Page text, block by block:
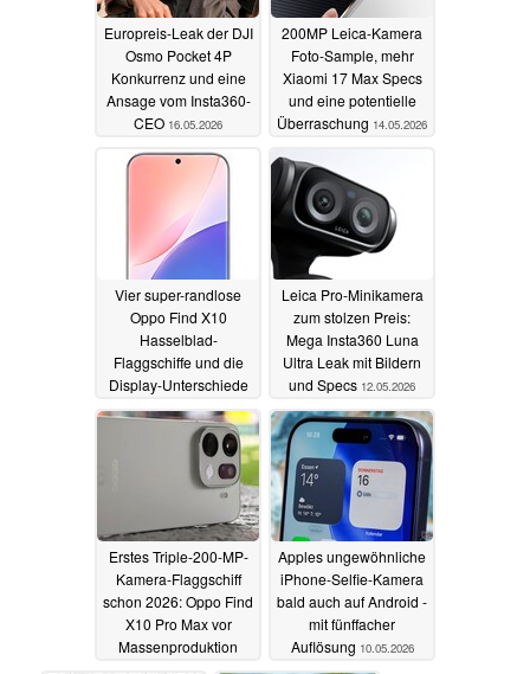
Europreis-Leak der DJI
Osmo Pocket 4P
Konkurrenz und eine
Ansage vom Insta360-
CEO 16.05.2026
200MP Leica-Kamera
Foto-Sample, mehr
Xiaomi 17 Max Specs
und eine potentielle
Überraschung 14.05.2026
Vier super-randlose
Oppo Find X10
Hasselblad-
Flaggschiffe und die
Display-Unterschiede
zur Vivo X500 Serie
14.05.2026
Leica Pro-Minikamera
zum stolzen Preis:
Mega Insta360 Luna
Ultra Leak mit Bildern
und Specs 12.05.2026
Erstes Triple-200-MP-
Kamera-Flaggschiff
schon 2026: Oppo Find
X10 Pro Max vor
Massenproduktion
Apples ungewöhnliche
iPhone-Selfie-Kamera
bald auch auf Android -
mit fünffacher
Auflösung 10.05.2026